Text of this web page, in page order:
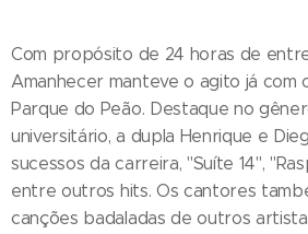
Com propósito de 24 horas de
Amanhecer manteve o agito já com
Parque do Peão. Destaque no
universitário, a dupla Henrique e
sucessos da carreira, "Suíte 14",
entre outros hits. Os cantores
canções badaladas de outros